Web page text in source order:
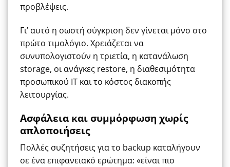
προβλέψεις.
Γι’ αυτό η σωστή σύγκριση δεν γίνεται μόνο στο
πρώτο τιμολόγιο. Χρειάζεται να
συνυπολογιστούν η τριετία, η κατανάλωση
storage, οι ανάγκες restore, η διαθεσιμότητα
προσωπικού ΙΤ και το κόστος διακοπής
λειτουργίας.
Ασφάλεια και συμμόρφωση χωρίς
απλοποιήσεις
Πολλές συζητήσεις για το backup καταλήγουν
σε ένα επιφανειακό ερώτημα: «είναι πιο